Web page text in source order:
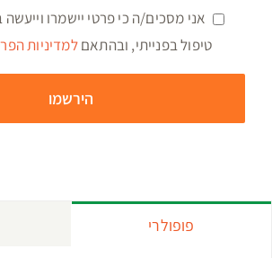
אני מסכים/ה כי פרטי יישמרו
טיפול בפנייתי, ובהתאםלמדיניות
פופולרי